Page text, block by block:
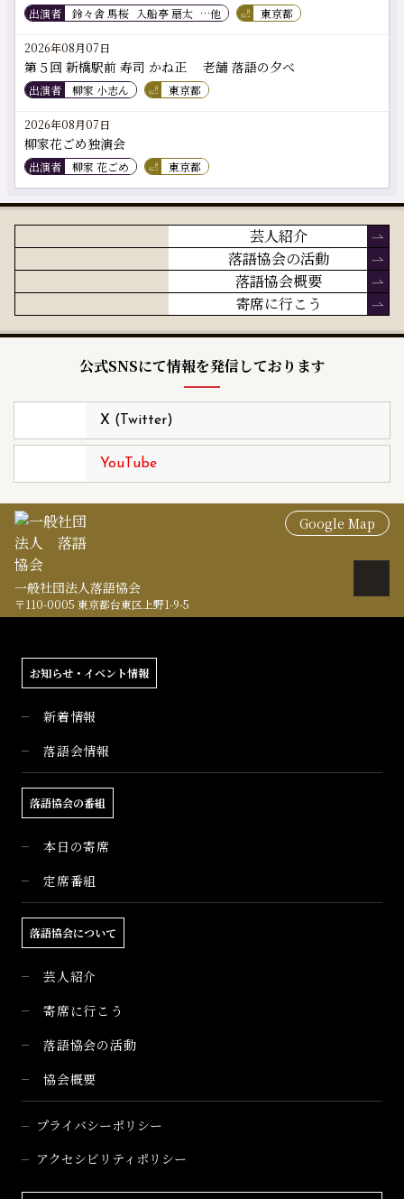
出演者 鈴々舎 馬桜 入船亭 扇太 …他 東京都
2026年08月07日
第５回 新橋駅前 寿司 かね正 老舗 落語の夕べ
出演者 柳家 小志ん 東京都
2026年08月07日
柳家花ごめ独演会
出演者 柳家 花ごめ 東京都
芸人紹介
落語協会の活動
落語協会概要
寄席に行こう
公式SNSにて情報を発信しております
X (Twitter)
YouTube
Google Map
一般社団法人落語協会
〒110-0005 東京都台東区上野1-9-5
お知らせ・イベント情報
新着情報
落語会情報
落語協会の番組
本日の寄席
定席番組
落語協会について
芸人紹介
寄席に行こう
落語協会の活動
協会概要
プライバシーポリシー
アクセシビリティポリシー